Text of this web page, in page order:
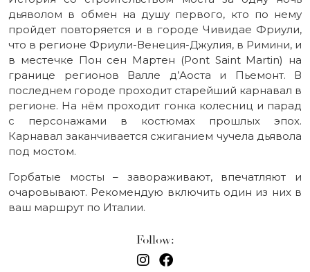
дьяволом в обмен на душу первого, кто по нему
пройдет повторяется и в городе Чивидае Фриули,
что в регионе Фриули-Венеция-Джулия, в Римини, и
в местечке Пон сен Мартен (Pont Saint Martin) на
границе регионов Валле д’Аоста и Пьемонт. В
последнем городе проходит старейший карнавал в
регионе. На нём проходит гонка колесниц и парад
с персонажами в костюмах прошлых эпох.
Карнавал заканчивается сжиганием чучела дьявола
под мостом.
Горбатые мосты – завораживают, впечатляют и
очаровывают. Рекомендую включить один из них в
ваш маршрут по Италии.
Follow: